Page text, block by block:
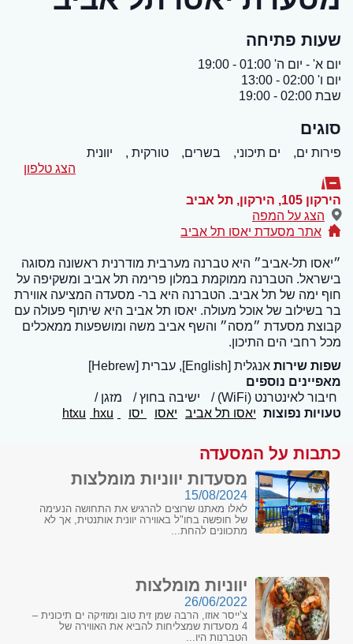
שעות פתיחה
יום א' - יום ה' 01:00 - 19:00
יום ו' 02:00 - 13:00
שבת 02:00 - 19:00
סוגים
פירות ים, ים תיכוני, בשרים, טורקית ,
יוונית
הצג טלפון
הירקון 105, הירקון , תל אביב
הצג על המפה
אתר מסעדת יאסו תל אביב
״יאסו תל-אביב״ היא טברנה מערבית מודרנית ראשונה מסוגה
בישראל. הטברנה ממוקמת במלון פרימה תל אביב ומשקיפה על
חוף ימה של תל אביב. הטברנה היא בר- מסעדה המציעה אווירת
בר בשילוב של אוכל מעולה. יאסו תל אביב היא שיתוף פעולה עם
קבוצת מסעדת ״מסה״ והשף אביב משה ומושפעות ממאכלים
מכל רחבי הים התיכון.
שפות שירות אנגלית [English], עברית [Hebrew]
מאפיינים נוספים
חיבור לאינטרנט (WiFi)
ישיבה בחוץ
מזגן
טעויות נפוצות יאסו תל אביב יאסו יסו hxu
כתבות על המסעדה
מסעדות יווניות מומלצות
15/08/2024
לאלו מאתנו שרוצים להרגיש את התחושה הנעימה
של חופשה בחו"ל באווירה יוונית אותנטית, אך לא
מתכוונים להחת...
יווניות מומלצות
26/06/2022
צ’ייסר אוזו, הרבה שמן זית טוב ומוזיקה ים תיכונית –
4 מסעדות שמצליחות להביא את האווירה של
הטברנות היו...